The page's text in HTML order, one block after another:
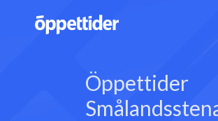
Öppettider